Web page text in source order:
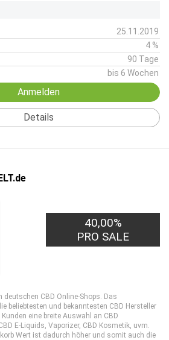
25.11.2019
4 %
90 Tage
bis 6 Wochen
Anmelden
Details
40,00%
PRO SALE
deutschen CBD Online-Shops. Das
beliebtesten und bekanntesten CBD Hersteller
eine breite Auswahl an CBD
E-Liquids, Vaporizer, CBD Kosmetik, uvm.
Wert ist dadurch höher und somit auch die